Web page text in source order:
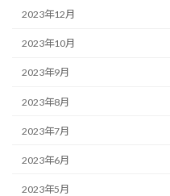
2023年12月
2023年10月
2023年9月
2023年8月
2023年7月
2023年6月
2023年5月